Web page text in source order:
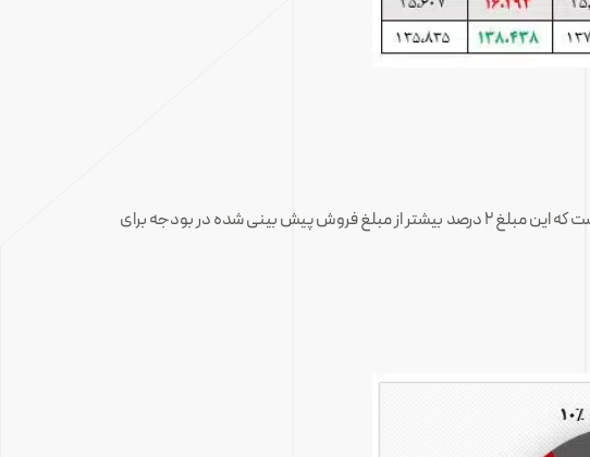
مبلغ فروش محقق شده شرکت در سال ۹۶ با افزایش ۲۶ درصدی نسبت به سال مالی ۹۵ به ۱۴٫۶ هزار میلیارد ریال رسیده است که این مبلغ ۲ درصد بیشتر از مبلغ فروش پیش بینی شده در بودجه برای